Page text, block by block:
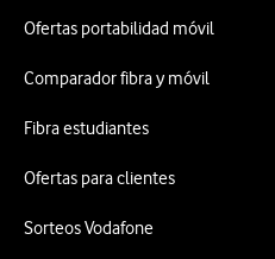
Ofertas portabilidad móvil
Comparador fibra y móvil
Fibra estudiantes
Ofertas para clientes
Sorteos Vodafone